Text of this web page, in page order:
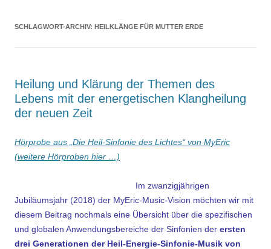
SCHLAGWORT-ARCHIV: HEILKLÄNGE FÜR MUTTER ERDE
Heilung und Klärung der Themen des
Lebens mit der energetischen Klangheilung
der neuen Zeit
Hörprobe aus „Die Heil-Sinfonie des Lichtes“ von MyEric
(weitere Hörproben hier …)
Im zwanzigjährigen
Jubiläumsjahr (2018) der MyEric-Music-Vision möchten wir mit
diesem Beitrag nochmals eine Übersicht über die spezifischen
und globalen Anwendungsbereiche der Sinfonien der ersten
drei Generationen der Heil-Energie-Sinfonie-Musik von